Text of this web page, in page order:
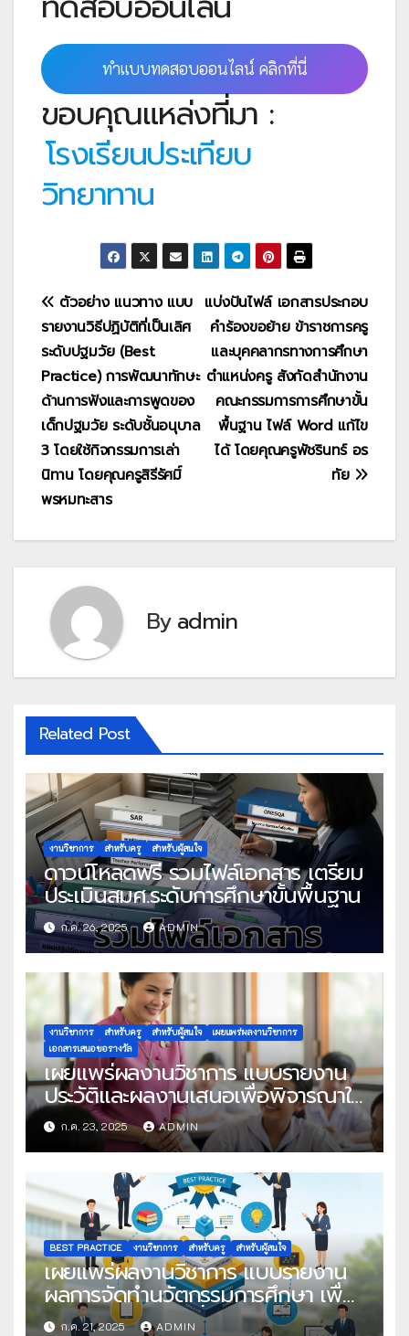
ทำแบบทดสอบออนไลน์ คลิกที่นี่
ขอบคุณแหล่งที่มา :
โรงเรียนประเทียบ
วิทยาทาน
แนะแนว
เรื่อง
แบ่งปันไฟล์ เอกสารประกอบ
คำร้องขอย้าย ข้าราชการครู
และบุคคลากรทางการศึกษา
ตำแหน่งครู สังกัดสำนักงาน
คณะกรรมการการศึกษาขั้น
พื้นฐาน ไฟล์ Word แก้ไข
ได้ โดยคุณครูพัชรินทร์ อร
ทัย
ตัวอย่าง แนวทาง แบบ
รายงานวิธีปฏิบัติที่เป็นเลิศ
ระดับปฐมวัย (Best
Practice) การพัฒนาทักษะ
ด้านการฟังและการพูดของ
เด็กปฐมวัย ระดับชั้นอนุบาล
3 โดยใช้กิจกรรมการเล่า
นิทาน โดยคุณครูสิรีรัศมิ์
พรหมทะสาร
Byadmin
Related Post
งานวิชาการ สำหรับครู สำหรับผู้สนใจ
ดาวน์โหลดฟรี รวมไฟล์เอกสาร เตรียม
ประเมินสมศ.ระดับการศึกษาขั้นพื้นฐาน
ก.ค. 26, 2025 ADMIN
งานวิชาการ สำหรับครู สำหรับผู้สนใจ
เผยแพร่ผลงานวิชาการ
เอกสารเสนอขอรางวัล
เผยแพร่ผลงานวิชาการ แบบรายงาน
ประวัติและผลงานเสนอเพื่อพิจารณาใน
โครงการครูดีในดวงใจ ประจำปี 2568
ครั้งที่ 22
ก.ค. 23, 2025 ADMIN
BEST PRACTICE งานวิชาการ สำหรับครู สำหรับผู้สนใจ
เผยแพร่ผลงานวิชาการ แบบรายงาน
ผลการจัดทำนวัตกรรมการศึกษา เพื่อ
คัดเลือกวิธีปฏิบัติที่เป็นเลิศ
ก.ค. 21, 2025 ADMIN